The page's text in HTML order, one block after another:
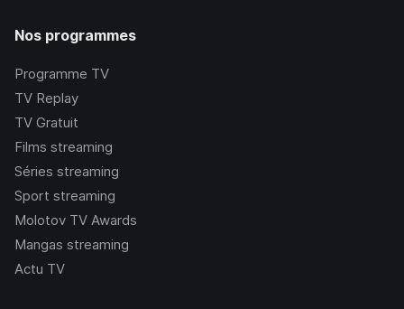
Nos programmes
Programme TV
TV Replay
TV Gratuit
Films streaming
Séries streaming
Sport streaming
Molotov TV Awards
Mangas streaming
Actu TV